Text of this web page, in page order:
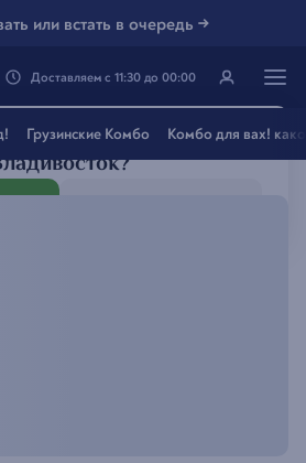
или встать в очередь →
твой город
?
Доставляем с 11:30 до 00:00
Грузинские Комбо Комбо для вах!